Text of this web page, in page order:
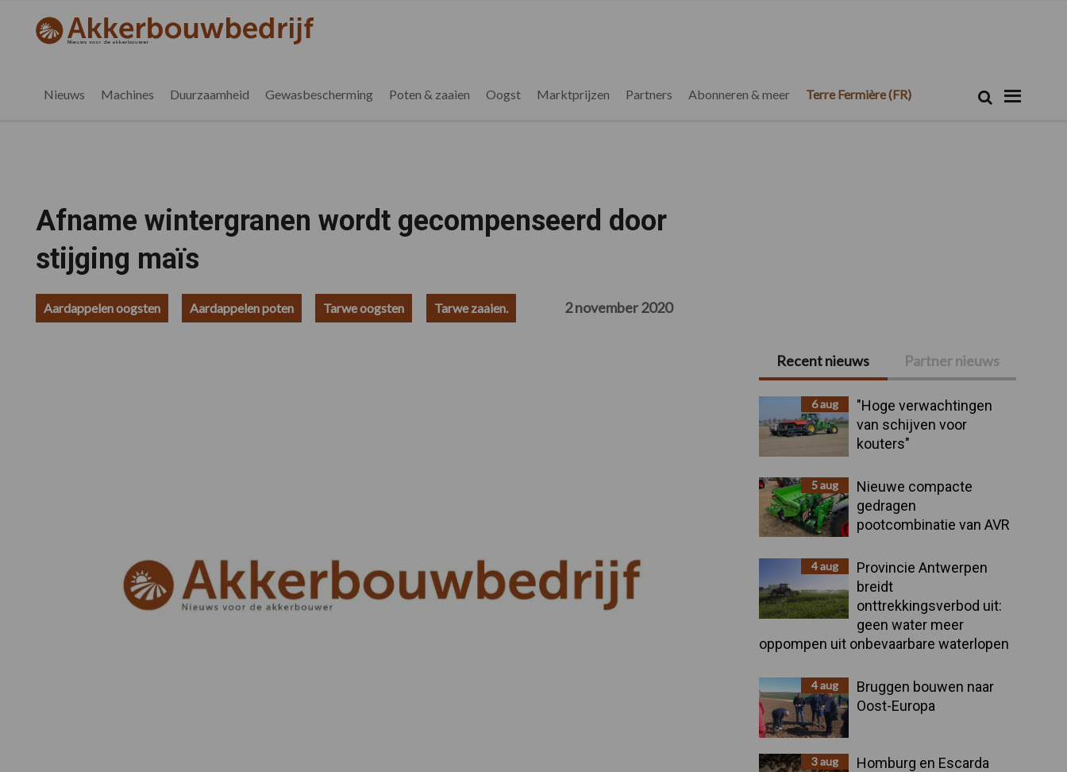
hoofdnavigatie
eerste
voettekst
akkerbouwbedrijf.be
Nieuws
Nieuws Machines Duurzaamheid Gewasbescherming Poten & zaaien Oogst Marktprijzen Partners Abonneren & meer Terre Fermière (FR) Zoek
Afname wintergranen wordt gecompenseerd door
stijging maïs
Aardappelen oogsten Aardappelen poten Tarwe oogsten Tarwe zaaien. 2 november 2020
Primaire
Sidebar
Recent nieuws Partner nieuws
6 aug
"Hoge verwachtingen
van schijven voor
kouters"
5 aug
Nieuwe compacte
gedragen
pootcombinatie van AVR
4 aug
Provincie Antwerpen
breidt
onttrekkingsverbod uit:
geen water meer
oppompen uit onbevaarbare waterlopen
4 aug
Bruggen bouwen naar
Oost-Europa
3 aug
Homburg en Escarda